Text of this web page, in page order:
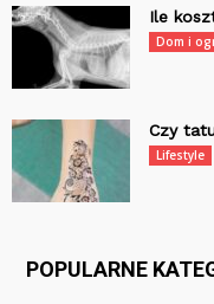
Ile
Dom i
Czy
Lifestyle
POPULARNE